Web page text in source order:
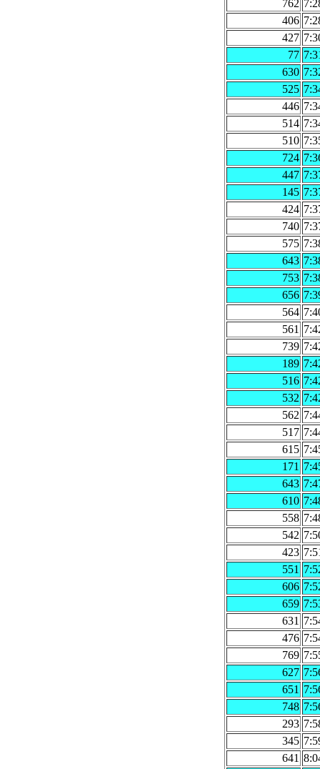
762
406
427
77
630
525
446
514
510
724
447
145
424
740
575
643
753
656
564
561
739
189
516
532
562
517
615
171
643
610
558
542
423
551
606
659
631
476
769
627
651
748
293
345
641